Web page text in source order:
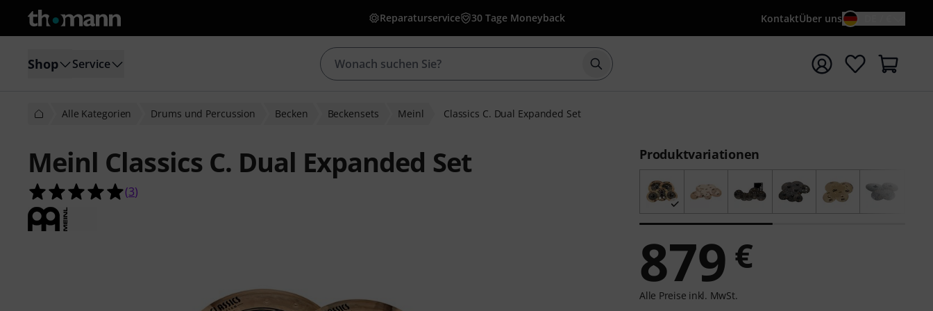
Reparaturservice 30 Tage Moneyback KontaktÜber uns
Shop Service Suche mit Suchwort {searchTerm} starten
Alle Kategorien Drums und Percussion Becken Beckensets Meinl Classics C. Dual Expanded Set
Meinl Classics C. Dual Expanded Set
5.0 von 5 Sternen aus 3 Kundenbewertungen
(3)
Produktvariationen
879 €
Alle Preise inkl. MwSt.